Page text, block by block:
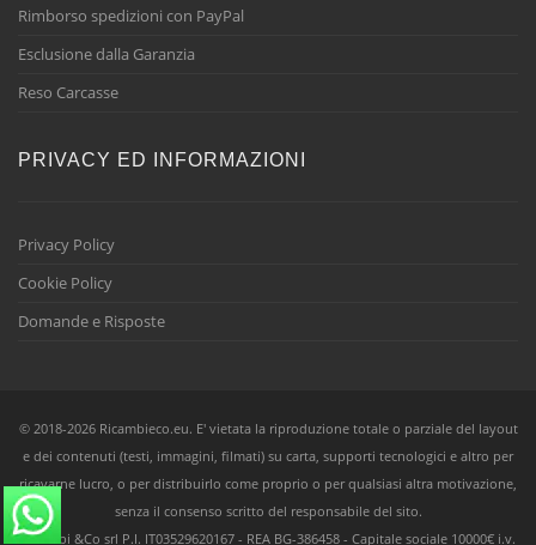
Rimborso spedizioni con PayPal
Esclusione dalla Garanzia
Reso Carcasse
PRIVACY ED INFORMAZIONI
Privacy Policy
Cookie Policy
Domande e Risposte
© 2018-2026 Ricambieco.eu. E' vietata la riproduzione totale o parziale del layout
e dei contenuti (testi, immagini, filmati) su carta, supporti tecnologici e altro per
ricavarne lucro, o per distribuirlo come proprio o per qualsiasi altra motivazione,
senza il consenso scritto del responsabile del sito.
Ricambi &Co srl P.I. IT03529620167 - REABG-386458 - Capitale sociale 10000€ i.v.